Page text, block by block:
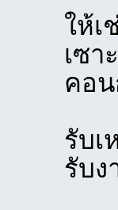
ให้เ
เซา
คอ
รับเ
รับง